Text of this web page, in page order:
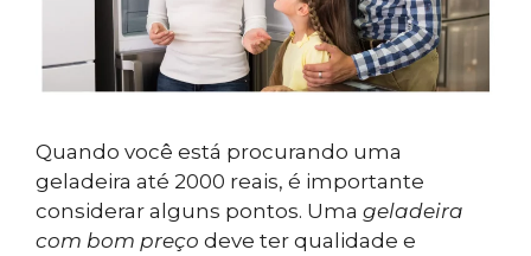
Quando você está procurando uma
geladeira até 2000 reais, é importante
considerar alguns pontos. Uma geladeira
com bom preço deve ter qualidade e